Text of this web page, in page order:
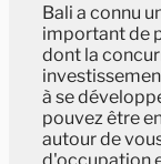
Bali a connu
important de
dont la
à se
pouvez être
autour de